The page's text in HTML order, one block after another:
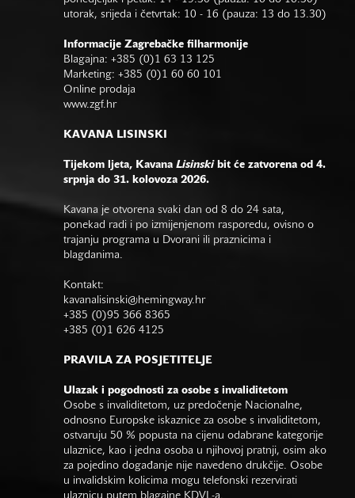
utorak, srijeda i četvrtak: 10 - 16 (pauza: 13 do 13.30)
Informacije Zagrebačke filharmonije
Blagajna: +385 (0)1 63 13 125
Marketing: +385 (0)1 60 60 101
Online prodaja
www.zgf.hr
KAVANA LISINSKI
Tijekom ljeta, Kavana Lisinskibit će zatvorena od 4.
srpnja do 31. kolovoza 2026.
Kavana je otvorena svaki dan od 8 do 24 sata,
ponekad radi i po izmijenjenom rasporedu, ovisno o
trajanju programa u Dvorani ili praznicima i
blagdanima.
Kontakt:
kavanalisinski@hemingway.hr
+385 (0)95 366 8365
+385 (0)1 626 4125
PRAVILA ZA POSJETITELJE
Ulazak i pogodnosti za osobe s invaliditetom
Osobe s invaliditetom, uz predočenje Nacionalne,
odnosno Europske iskaznice za osobe s invaliditetom,
ostvaruju 50 % popusta na cijenu odabrane kategorije
ulaznice, kao i jedna osoba u njihovoj pratnji, osim ako
za pojedino događanje nije navedeno drukčije. Osobe
u invalidskim kolicima mogu telefonski rezervirati
ulaznicu putem blagajne KDVL-a.